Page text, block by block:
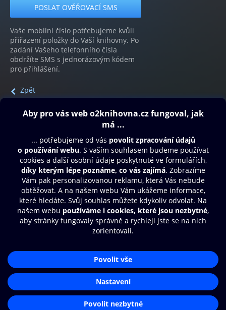
Vaše mobilní číslo potřebujeme kvůli
přiřazení položky do Vaší knihovny. Po
zadání Vašeho telefonního čísla
obdržíte SMS s jednorázovým kódem
pro přihlášení.
Zpět
Obsah ke stažení
Moje O2 Knihovna
Další zábava
© O2 Czech Republic a.s.
Přístupnost
Zásady zpracování osobních údajů
Nastavení cookies
Aplikace O2 Knihovna
Čti a poslouchej své e-knihy a
audioknihy rychleji a pohodlněji.